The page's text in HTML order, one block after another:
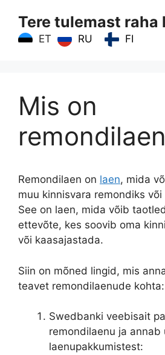
content
Tere tulemast raha
ET RU FI
Mis on
Remondilaen on laen, mida
muu kinnisvara remondiks
See on laen, mida võib
ettevõte, kes soovib oma
või kaasajastada.
Siin on mõned lingid, mis
teavet remondilaenude kohta:
Swedbanki veebisait
remondilaenu ja annab
laenupakkumistest: